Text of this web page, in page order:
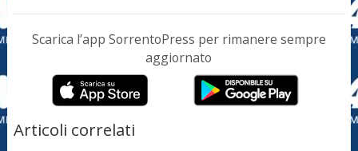
Scarica l’app SorrentoPress per rimanere sempre
aggiornato
Articoli correlati